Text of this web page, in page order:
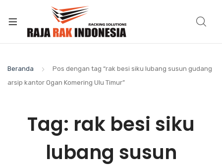
Beranda
Pos dengan tag “rak besi siku lubang susun gudang
arsip kantor Ogan Komering Ulu Timur”
Tag: rak besi siku
lubang susun